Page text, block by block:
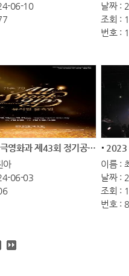
06-10
날짜 :
조회 :
번호 :
2023 연극영화과 제43회 정기공연 ‘올슉업...
아
06-03
이름 :
날짜 :
조회 :
번호 : 8